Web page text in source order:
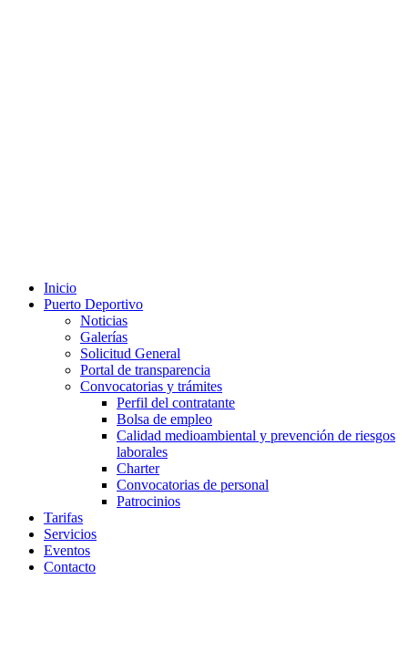
Inicio
Puerto Deportivo
Noticias
Galerías
Solicitud General
Portal de transparencia
Convocatorias y trámites
Perfil del contratante
Bolsa de empleo
Calidad medioambiental y prevención de riesgos
laborales
Charter
Convocatorias de personal
Patrocinios
Tarifas
Servicios
Eventos
Contacto